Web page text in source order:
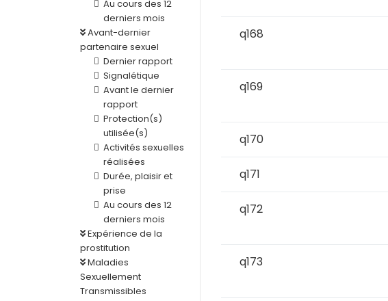
Au cours des 12
derniers mois
Avant-dernier
partenaire sexuel
Dernier rapport
Signalétique
Avant le dernier
rapport
Protection(s)
utilisée(s)
Activités sexuelles
réalisées
Durée, plaisir et
prise
Au cours des 12
derniers mois
Expérience de la
prostitution
Maladies
Sexuellement
Transmissibles
q168
q169
q170
q171
q172
q173